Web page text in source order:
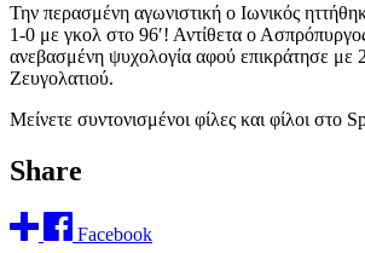
Την περασμένη αγωνιστική ο Ιωνικός
1-0 με γκολ στο 96′! Αντίθετα ο
ανεβασμένη ψυχολογία αφού επικράτησε με
Ζευγολατιού.
Μείνετε συντονισμένοι φίλες και φίλοι στο
Share
Facebook